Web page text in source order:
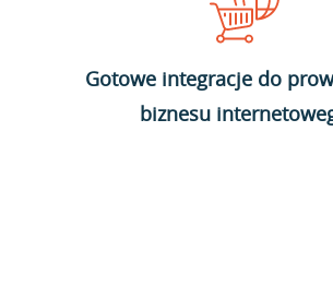
Gotowe integracje do
biznesu